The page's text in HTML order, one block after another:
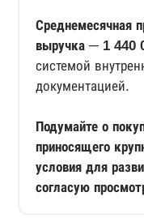
Среднемесячная
выручка ─ 1 440
системой
документацией.
Подумайте о
приносящего
условия для
согласую